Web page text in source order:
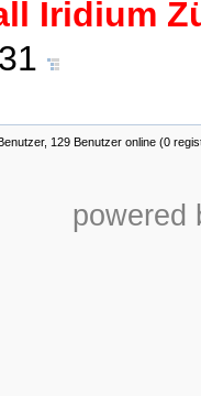
Iridium
129 Benutzer online (0
powered